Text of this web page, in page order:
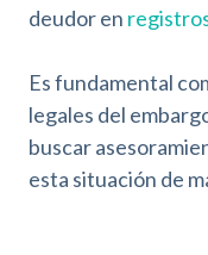
deudor en
Es fundamental
legales del
buscar
esta situación de